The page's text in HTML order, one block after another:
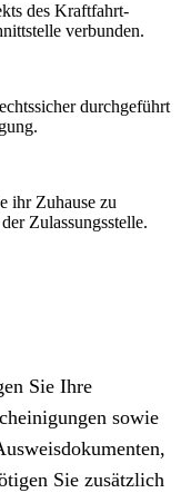
des Kraftfahrt-
verbunden.
durchgeführt
ihr Zuhause zu
Zulassungsstelle.
Sie Ihre
sowie
Sie zusätzlich